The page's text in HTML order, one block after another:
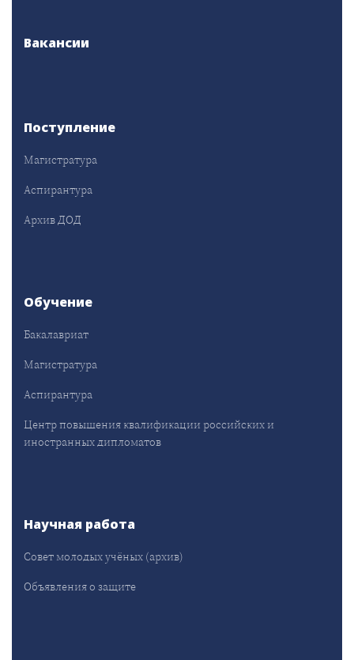
Вакансии
Поступление
Магистратура
Аспирантура
Архив ДОД
Обучение
Бакалавриат
Магистратура
Аспирантура
Центр повышения квалификации российских и
иностранных дипломатов
Научная работа
Совет молодых учёных (архив)
Объявления о защите